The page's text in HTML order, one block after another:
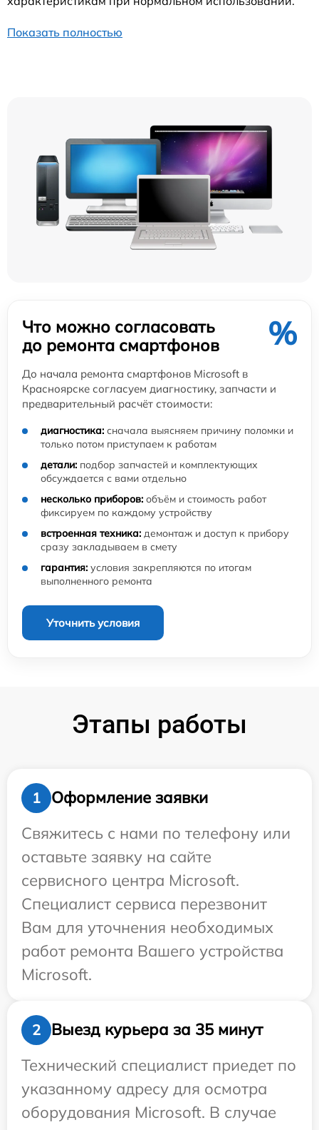
Показать полностью
Что можно согласовать
до ремонта смартфонов
%
До начала ремонта смартфонов Microsoft в
Красноярске согласуем диагностику, запчасти и
предварительный расчёт стоимости:
диагностика: сначала выясняем причину поломки и
только потом приступаем к работам
детали: подбор запчастей и комплектующих
обсуждается с вами отдельно
несколько приборов: объём и стоимость работ
фиксируем по каждому устройству
встроенная техника: демонтаж и доступ к прибору
сразу закладываем в смету
гарантия: условия закрепляются по итогам
выполненного ремонта
Уточнить условия
Этапы работы
1
Оформление заявки
Свяжитесь с нами по телефону или
оставьте заявку на сайте
сервисного центра Microsoft.
Специалист сервиса перезвонит
Вам для уточнения необходимых
работ ремонта Вашего устройства
Microsoft.
2
Выезд курьера за 35 минут
Технический специалист приедет по
указанному адресу для осмотра
оборудования Microsoft. В случае